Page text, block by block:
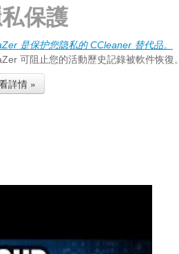
保護
是保护您隐私的 CCleaner 替代品。
可阻止您的活動歷史記錄被軟件恢復。
詳情 »